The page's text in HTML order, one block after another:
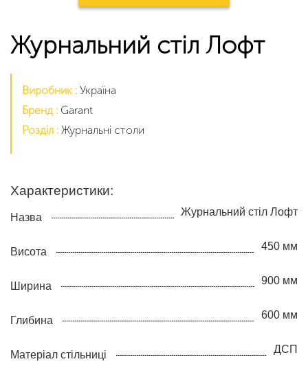
Журнальний стіл Лофт
Виробник : Україна
Бренд : Garant
Розділ : Журнальні столи
Характеристики:
Назва Журнальний стіл Лофт
Висота 450 мм
Ширина 900 мм
Глибина 600 мм
Матеріал стільниці ДСП